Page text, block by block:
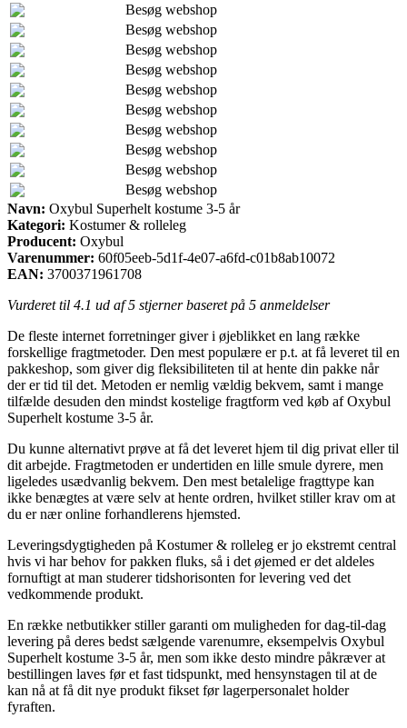
Besøg webshop
Besøg webshop
Besøg webshop
Besøg webshop
Besøg webshop
Besøg webshop
Besøg webshop
Besøg webshop
Besøg webshop
Besøg webshop
Navn: Oxybul Superhelt kostume 3-5 år
Kategori: Kostumer & rolleleg
Producent: Oxybul
Varenummer: 60f05eeb-5d1f-4e07-a6fd-c01b8ab10072
EAN: 3700371961708
Vurderet til 4.1 ud af 5 stjerner baseret på 5 anmeldelser
De fleste internet forretninger giver i øjeblikket en lang række
forskellige fragtmetoder. Den mest populære er p.t. at få leveret til en
pakkeshop, som giver dig fleksibiliteten til at hente din pakke når
der er tid til det. Metoden er nemlig vældig bekvem, samt i mange
tilfælde desuden den mindst kostelige fragtform ved køb af Oxybul
Superhelt kostume 3-5 år.
Du kunne alternativt prøve at få det leveret hjem til dig privat eller til
dit arbejde. Fragtmetoden er undertiden en lille smule dyrere, men
ligeledes usædvanlig bekvem. Den mest betalelige fragttype kan
ikke benægtes at være selv at hente ordren, hvilket stiller krav om at
du er nær online forhandlerens hjemsted.
Leveringsdygtigheden på Kostumer & rolleleg er jo ekstremt central
hvis vi har behov for pakken fluks, så i det øjemed er det aldeles
fornuftigt at man studerer tidshorisonten for levering ved det
vedkommende produkt.
En række netbutikker stiller garanti om muligheden for dag-til-dag
levering på deres bedst sælgende varenumre, eksempelvis Oxybul
Superhelt kostume 3-5 år, men som ikke desto mindre påkræver at
bestillingen laves før et fast tidspunkt, med hensynstagen til at de
kan nå at få dit nye produkt fikset før lagerpersonalet holder
fyraften.